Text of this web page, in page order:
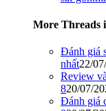
More Threads
Đánh giá
nhất22/
Review
820/07/
Đánh giá